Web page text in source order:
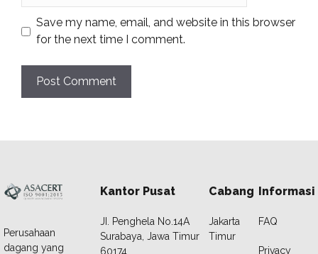
Save my name, email, and website in this browser
for the next time I comment.
Perusahaan
dagang yang
Kantor Pusat
JI. Penghela No.14A
Surabaya, Jawa Timur
60174
Cabang
Jakarta
Timur
Informasi
FAQ
Privacy